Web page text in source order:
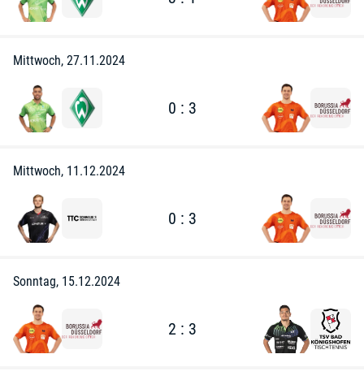
Mittwoch, 27.11.2024
0 : 3
Mittwoch, 11.12.2024
0 : 3
Sonntag, 15.12.2024
2 : 3